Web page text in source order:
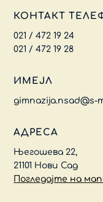
КОНТАКТ
021 / 472 19 24
021 / 472 19 28
ИМЕЈЛ
gimnazija.nsad@s-
АДРЕСА
Његошева 22,
21101 Нови Сад
Погледајте на